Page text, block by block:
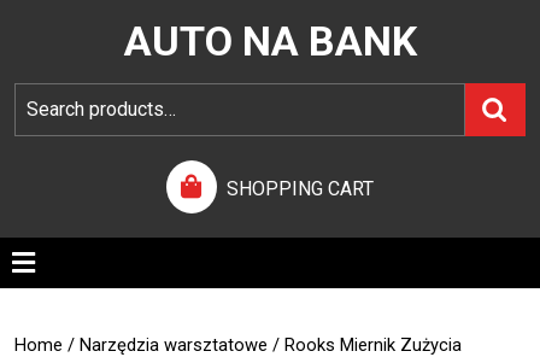
AUTO NA BANK
SHOPPING CART
Home / Narzędzia warsztatowe / Rooks Miernik Zużycia